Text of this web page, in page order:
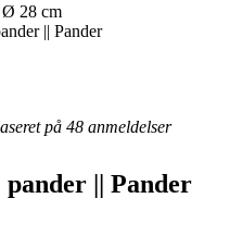
Ø 28 cm
|| Pander
på 48 anmeldelser
|| Pander